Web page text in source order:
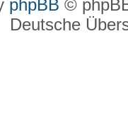
phpBB ©
Deutsche